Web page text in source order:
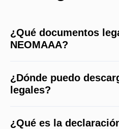
¿Qué documentos
NEOMAAA?
¿Dónde puedo
legales?
¿Qué es la